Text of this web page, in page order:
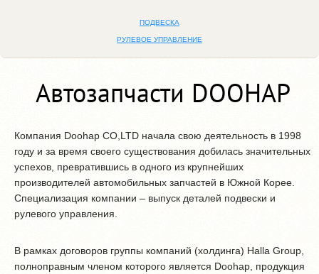
ПОДВЕСКА
РУЛЕВОЕ УПРАВЛЕНИЕ
Автозапчасти DOOHAP
Компания Doohap CO,LTD начала свою деятельность в 1998
году и за время своего существования добилась значительных
успехов, превратившись в одного из крупнейших
производителей автомобильных запчастей в Южной Корее.
Специализация компании – выпуск деталей подвески и
рулевого управления.
В рамках договоров группы компаний (холдинга) Halla Group,
полноправным членом которого является Doohap, продукция